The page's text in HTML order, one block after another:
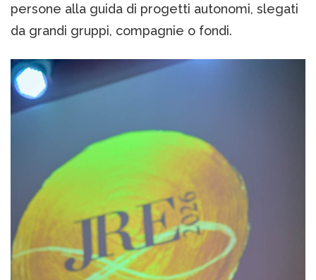
persone alla guida di progetti autonomi, slegati
da grandi gruppi, compagnie o fondi.